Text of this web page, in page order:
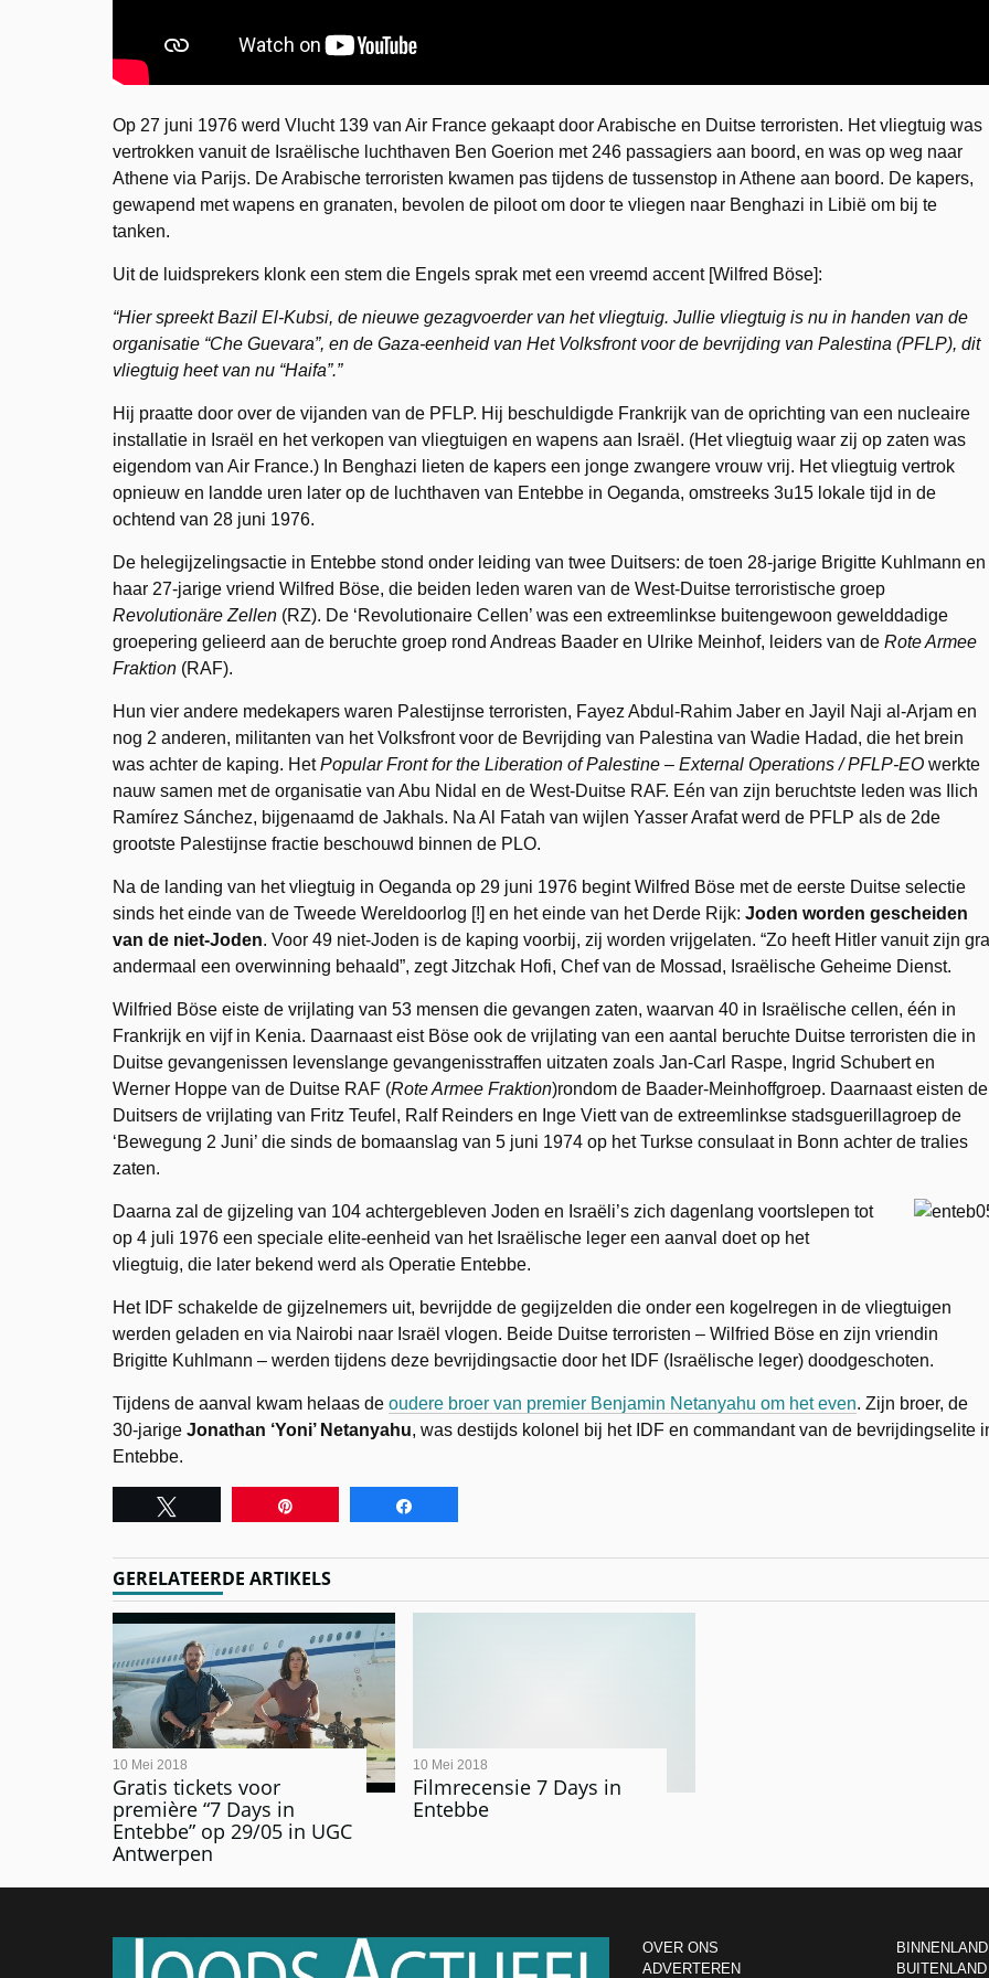
Op 27 juni 1976 werd Vlucht 139 van Air France gekaapt door Arabische en Duitse terroristen. Het vliegtuig was
vertrokken vanuit de Israëlische luchthaven Ben Goerion met 246 passagiers aan boord, en was op weg naar
Athene via Parijs. De Arabische terroristen kwamen pas tijdens de tussenstop in Athene aan boord. De kapers,
gewapend met wapens en granaten, bevolen de piloot om door te vliegen naar Benghazi in Libië om bij te
tanken.
Uit de luidsprekers klonk een stem die Engels sprak met een vreemd accent [Wilfred Böse]:
“Hier spreekt Bazil El-Kubsi, de nieuwe gezagvoerder van het vliegtuig. Jullie vliegtuig is nu in handen van de
organisatie “Che Guevara”, en de Gaza-eenheid van Het Volksfront voor de bevrijding van Palestina (PFLP), dit
vliegtuig heet van nu “Haifa”.”
Hij praatte door over de vijanden van de PFLP. Hij beschuldigde Frankrijk van de oprichting van een nucleaire
installatie in Israël en het verkopen van vliegtuigen en wapens aan Israël. (Het vliegtuig waar zij op zaten was
eigendom van Air France.) In Benghazi lieten de kapers een jonge zwangere vrouw vrij. Het vliegtuig vertrok
opnieuw en landde uren later op de luchthaven van Entebbe in Oeganda, omstreeks 3u15 lokale tijd in de
ochtend van 28 juni 1976.
De helegijzelingsactie in Entebbe stond onder leiding van twee Duitsers: de toen 28-jarige Brigitte Kuhlmann en
haar 27-jarige vriend Wilfred Böse, die beiden leden waren van de West-Duitse terroristische groep
Revolutionäre Zellen (RZ). De ‘Revolutionaire Cellen’ was een extreemlinkse buitengewoon gewelddadige
groepering gelieerd aan de beruchte groep rond Andreas Baader en Ulrike Meinhof, leiders van de Rote Armee
Fraktion (RAF).
Hun vier andere medekapers waren Palestijnse terroristen, Fayez Abdul-Rahim Jaber en Jayil Naji al-Arjam en
nog 2 anderen, militanten van het Volksfront voor de Bevrijding van Palestina van Wadie Hadad, die het brein
was achter de kaping. HetPopular Front for the Liberation of Palestine – External Operations / PFLP-EO werkte
nauw samen met de organisatie van Abu Nidal en de West-Duitse RAF. Eén van zijn beruchtste leden was Ilich
Ramírez Sánchez, bijgenaamd de Jakhals. Na Al Fatah van wijlen Yasser Arafat werd de PFLP als de 2de
grootste Palestijnse fractie beschouwd binnen de PLO.
Na de landing van het vliegtuig in Oeganda op 29 juni 1976 begint Wilfred Böse met de eerste Duitse selectie
sinds het einde van de Tweede Wereldoorlog [!] en het einde van het Derde Rijk: Joden worden gescheiden
van de niet-Joden. Voor 49 niet-Joden is de kaping voorbij, zij worden vrijgelaten. “Zo heeft Hitler vanuit zijn
andermaal een overwinning behaald”, zegt Jitzchak Hofi, Chef van de Mossad, Israëlische Geheime Dienst.
Wilfried Böse eiste de vrijlating van 53 mensen die gevangen zaten, waarvan 40 in Israëlische cellen, één in
Frankrijk en vijf in Kenia. Daarnaast eist Böse ook de vrijlating van een aantal beruchte Duitse terroristen die in
Duitse gevangenissen levenslange gevangenisstraffen uitzaten zoals Jan-Carl Raspe, Ingrid Schubert en
Werner Hoppe van de Duitse RAF (Rote Armee Fraktion)rondom de Baader-Meinhoffgroep. Daarnaast eisten de
Duitsers de vrijlating van Fritz Teufel, Ralf Reinders en Inge Viett van de extreemlinkse stadsguerillagroep de
‘Bewegung 2 Juni’ die sinds de bomaanslag van 5 juni 1974 op het Turkse consulaat in Bonn achter de tralies
zaten.
Daarna zal de gijzeling van 104 achtergebleven Joden en Israëli’s zich dagenlang voortslepen tot
op 4 juli 1976 een speciale elite-eenheid van het Israëlische leger een aanval doet op het
vliegtuig, die later bekend werd als Operatie Entebbe.
Het IDF schakelde de gijzelnemers uit, bevrijdde de gegijzelden die onder een kogelregen in de vliegtuigen
werden geladen en via Nairobi naar Israël vlogen. Beide Duitse terroristen – Wilfried Böse en zijn vriendin
Brigitte Kuhlmann – werden tijdens deze bevrijdingsactie door het IDF (Israëlische leger) doodgeschoten.
Tijdens de aanval kwam helaas de oudere broer van premier Benjamin Netanyahu om het even. Zijn broer, de
30-jarige Jonathan ‘Yoni’ Netanyahu, was destijds kolonel bij het IDF en commandant van de bevrijdingselite
Entebbe.
GERELATEERDE ARTIKELS
Gratis tickets voor
première “7 Days in
Entebbe” op 29/05 in UGC
Antwerpen
10 Mei 2018
Filmrecensie 7 Days in
Entebbe
10 Mei 2018
OVER ONS
ADVERTEREN
BINNENLAND
BUITENLAND